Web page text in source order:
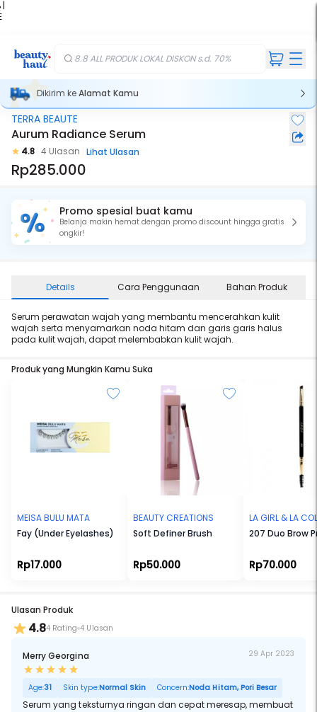
|
8.8 ALL PRODUK LOKAL DISKON s.d. 70%
Dikirim keAlamat Kamu
TERRA BEAUTE
Aurum Radiance Serum
4.8 4 Ulasan Lihat Ulasan
Rp285.000
Promo spesial buat kamu
Belanja makin hemat dengan promo discount hingga gratis
ongkir!
Details Cara Penggunaan Bahan Produk
Serum perawatan wajah yang membantu mencerahkan kulit
wajah serta menyamarkan noda hitam dan garis garis halus
pada kulit wajah, dapat melembabkan kulit wajah.
Produk yang Mungkin Kamu Suka
MEISA BULU MATA
Fay (Under Eyelashes)
Rp17.000
BEAUTY CREATIONS
Soft Definer Brush
Rp50.000
LA GIRL & LA
207 Duo Brow
Rp70.000
Ulasan Produk
4.84 Rating 4 Ulasan
Merry Georgina 29 Apr 2023
Age:31 Skin type:Normal Skin Concern:Noda Hitam, Pori Besar
Serum yang teksturnya ringan dan cepat meresap, membuat